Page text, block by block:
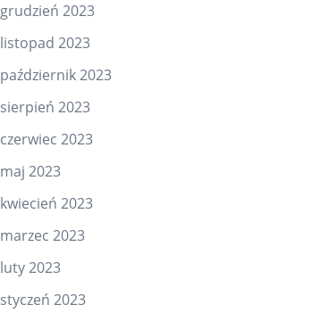
grudzień 2023
listopad 2023
październik 2023
sierpień 2023
czerwiec 2023
maj 2023
kwiecień 2023
marzec 2023
luty 2023
styczeń 2023